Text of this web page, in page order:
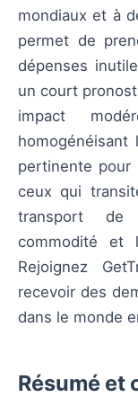
mondiaux et à
permet de
dépenses
un court
impact
pertinente pour
ceux qui
transport de
commodité et
Rejoignez
recevoir des
dans le monde
Résumé et